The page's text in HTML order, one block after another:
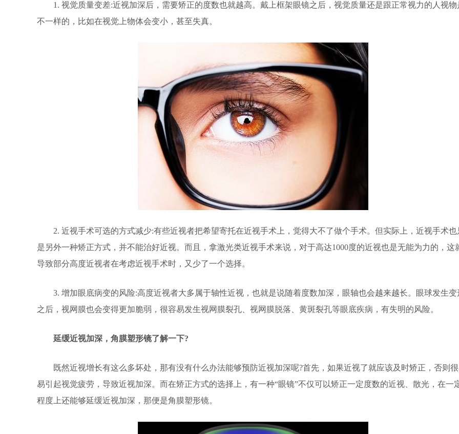
1. 视觉质量变差:近视加深后，需要矫正的度数也就越高。戴上框架眼镜之后，视觉质量还是跟正常视力的人视物
不一样的，比如在视觉上物体会变小，甚至失真。
2. 近视手术可选的方式减少:有些近视者把希望寄托在近视手术上，觉得大不了做个手术。但实际上，近视手术也
是另外一种矫正方式，并不能治好近视。而且，拿激光类近视手术来说，对于高达1000度的近视也是无能为力的，这
导致部分高度近视者在考虑近视手术时，又少了一个选择。
3. 增加眼底病变的风险:高度近视者大多属于轴性近视，也就是说随着度数加深，眼轴也会越来越长。眼球发生变
之后，视网膜也会变得更加脆弱，很容易发生视网膜裂孔、视网膜脱落、黄斑裂孔等眼底疾病，有失明的风险。
延缓近视加深，角膜塑形镜了解一下?
既然近视增长有这么多坏处，那有没有什么办法能够预防近视加深呢?首先，如果近视了就应该及时矫正，否则
易引起视觉疲劳，导致近视加深。而在矫正方式的选择上，有一种“眼镜”不仅可以矫正一定度数的近视、散光，在一
程度上还能够延缓近视加深，那便是角膜塑形镜。